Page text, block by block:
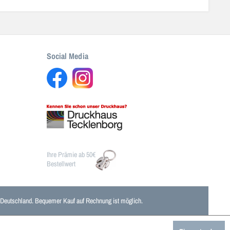
Social Media
Ihre Prämie ab 50€
Bestellwert
Bequemer Kauf auf Rechnung ist möglich.